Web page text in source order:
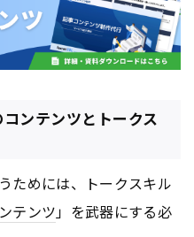
ンテンツとトークス
ためには、トークスキル
テンツ」を武器にする必